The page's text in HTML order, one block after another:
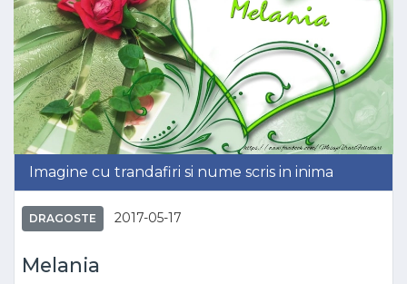
Imagine cu trandafiri si nume scris in inima
DRAGOSTE 2017-05-17
Melania